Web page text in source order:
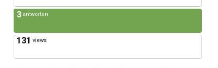
3 antworten
131 views